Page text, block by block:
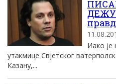
Иако је
утакмице Свјетског
Казану,...